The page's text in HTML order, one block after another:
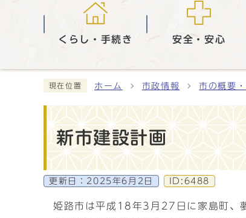
くらし・手続き 安全・安心
現在位置 ホーム 市政情報 市の概要
新市建設計画
更新日： 2025年6月2日 ID:6488
姫路市は平成18年3月27日に家島町、